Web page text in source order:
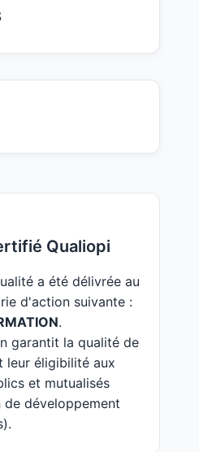
Qualiopi
a été délivrée au
d'action suivante :
.
garantit la qualité de
leur éligibilité aux
et mutualisés
de développement